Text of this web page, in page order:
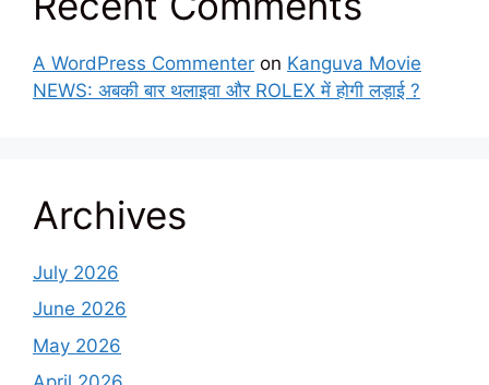
A WordPress Commenter on Kanguva Movie
NEWS: अबकी बार थलाइवा और ROLEX में होगी लड़ाई ?
Archives
July 2026
June 2026
May 2026